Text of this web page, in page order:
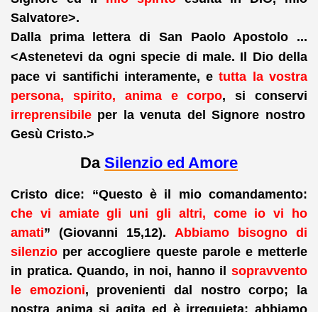
Salvatore>.
Dalla prima lettera di San Paolo Apostolo ...
<Astenetevi da ogni specie di male. Il Dio della
pace vi santifichi interamente, etutta la vostra
persona, spirito, anima e corpo, si conservi
irreprensibileper la venuta del Signore nostro
Gesù Cristo.>
Da Silenzio ed Amore
Cristo dice: “Questo è il mio comandamento:
che vi amiate gli uni gli altri, come io vi ho
amati” (Giovanni 15,12). Abbiamo bisogno di
silenzio per accogliere queste parole e metterle
in pratica. Quando, in noi, hanno ilsopravvento
le emozioni, provenienti dal nostro corpo; la